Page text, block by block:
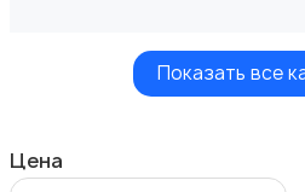
Показать все
Цена